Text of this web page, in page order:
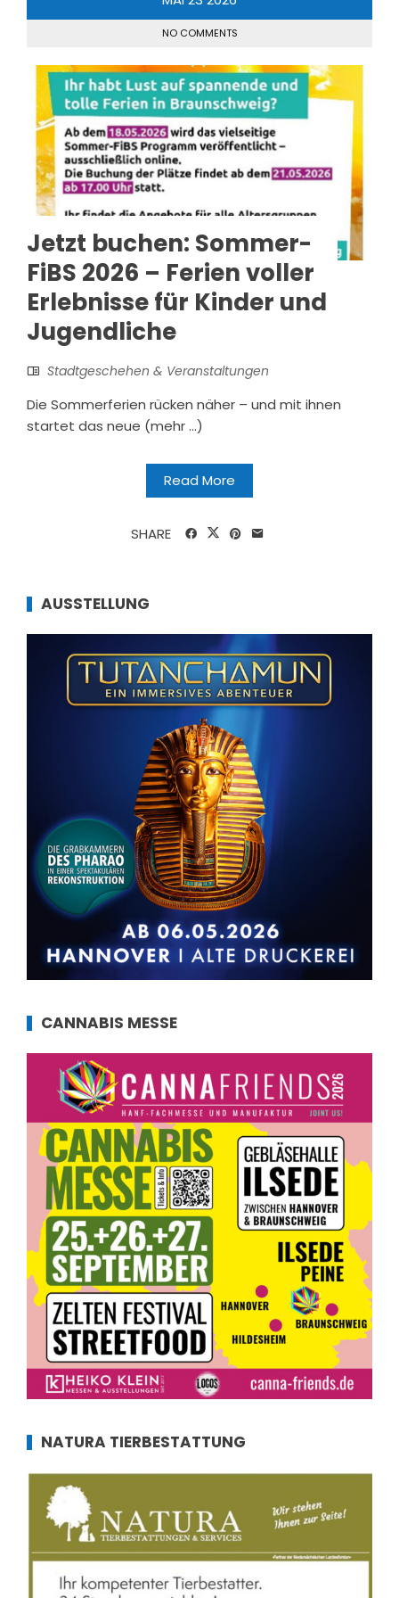
NO COMMENTS
Jetzt buchen: Sommer-
FiBS 2026 – Ferien voller
Erlebnisse für Kinder und
Jugendliche
Stadtgeschehen & Veranstaltungen
Die Sommerferien rücken näher – und mit ihnen
startet das neue (mehr …)
Read More
SHARE
AUSSTELLUNG
CANNABIS MESSE
NATURA TIERBESTATTUNG